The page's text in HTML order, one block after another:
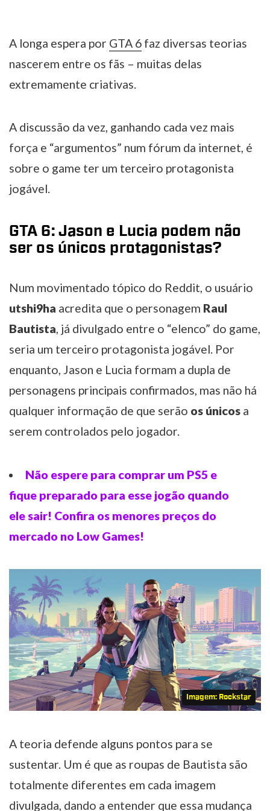
A longa espera por GTA 6 faz diversas teorias
nascerem entre os fãs – muitas delas
extremamente criativas.
A discussão da vez, ganhando cada vez mais
força e “argumentos” num fórum da internet, é
sobre o game ter um terceiro protagonista
jogável.
GTA 6: Jason e Lucia podem não
ser os únicos protagonistas?
Num movimentado tópico do Reddit, o usuário
utshi9ha acredita que o personagem Raul
Bautista, já divulgado entre o “elenco” do game,
seria um terceiro protagonista jogável. Por
enquanto, Jason e Lucia formam a dupla de
personagens principais confirmados, mas não há
qualquer informação de que serão os únicos a
serem controlados pelo jogador.
Não espere para comprar um PS5 e
fique preparado para esse jogão quando
ele sair! Confira os menores preços do
mercado no Low Games!
Imagem: Rockstar
A teoria defende alguns pontos para se
sustentar. Um é que as roupas de Bautista são
totalmente diferentes em cada imagem
divulgada, dando a entender que essa mudança